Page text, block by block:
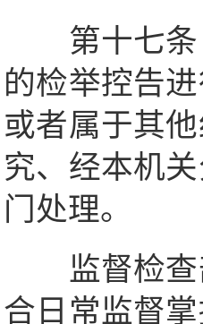
第十七条
的检举控告
或者属于其
究、经本机
门处理。
监督检查
合日常监督